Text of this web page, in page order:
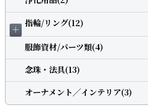
＋
指輪/リング(12)
服飾資材/パーツ類(4)
念珠・法具(13)
オーナメント╱インテリア(3)